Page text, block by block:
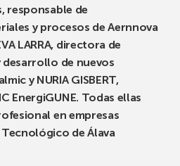
responsable de
y procesos de Aernnova
LARRA, directora de
de nuevos
y NURIA GISBERT,
EnergiGUNE. Todas ellas
en empresas
de Álava